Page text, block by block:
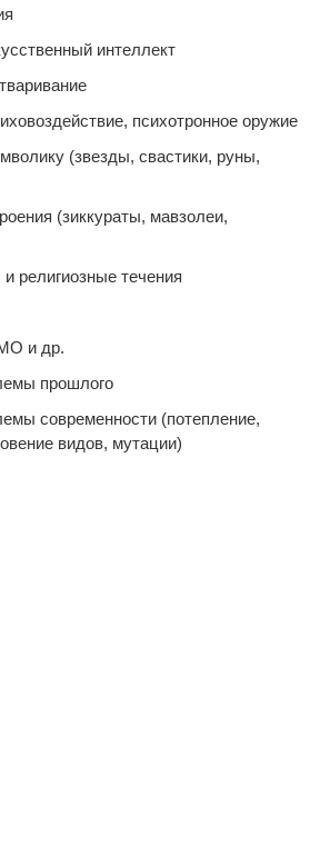
интеллект
психотронное оружие
(звезды, свастики, руны,
(зиккураты, мавзолеи,
религиозные течения
и др.
прошлого
современности (потепление,
видов, мутации)